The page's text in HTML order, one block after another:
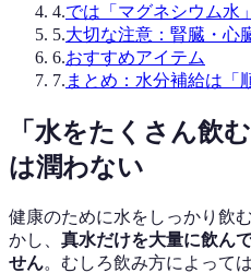
4.では「マグネシウム水
5.大切な注意：腎臓・心
6.おすすめアイテム
7. まとめ：水分補給は「
「水をたくさん飲
は潤わない
健康のために水をしっかり飲
かし、 真水だけを大量に飲ん
せん。むしろ飲み方によって